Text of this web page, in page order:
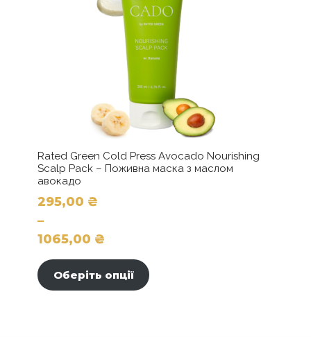
Rated Green Cold Press Avocado Nourishing
Scalp Pack – Поживна маска з маслом
авокадо
295,00 ₴
–
1065,00 ₴
Діапазон
цін:
від
Оберіть опції